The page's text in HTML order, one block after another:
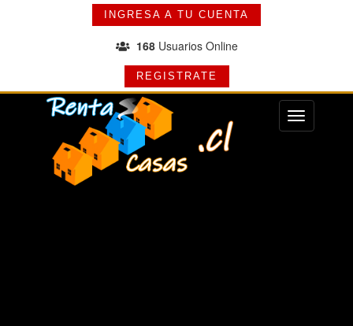
INGRESA A TU CUENTA
168Usuarios Online
REGISTRATE
Menu